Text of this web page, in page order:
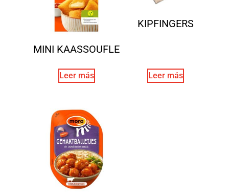
MINI KAASSOUFLE
Leer más
KIPFINGERS
Leer más